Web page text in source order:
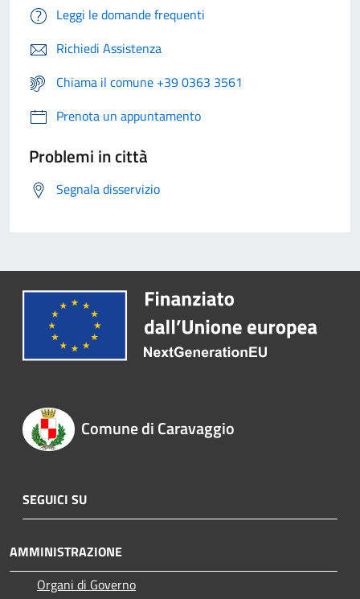
Leggi le domande frequenti
Richiedi Assistenza
Chiama il comune +39 0363 3561
Prenota un appuntamento
Problemi in città
Segnala disservizio
Comune di Caravaggio
SEGUICI SU
AMMINISTRAZIONE
Organi di Governo